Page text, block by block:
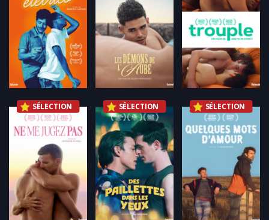
SÉLECTION SÉLECTION SÉLECTION